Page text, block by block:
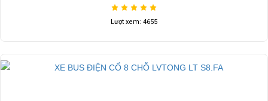
Lượt xem: 4655